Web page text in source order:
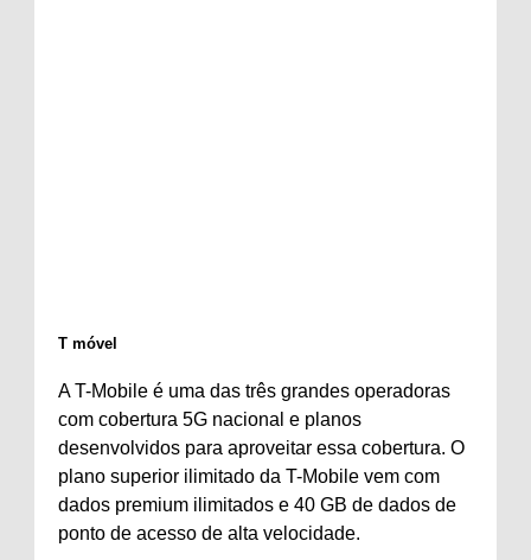
T móvel
A T-Mobile é uma das três grandes operadoras
com cobertura 5G nacional e planos
desenvolvidos para aproveitar essa cobertura. O
plano superior ilimitado da T-Mobile vem com
dados premium ilimitados e 40 GB de dados de
ponto de acesso de alta velocidade.